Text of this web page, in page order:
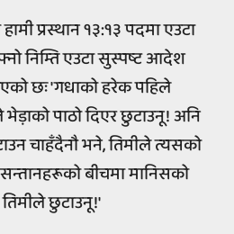
प्रस्थान १३:१३ पदमा एउटा
निम्ति एउटा सुस्पष्ट आदेश
छः 'गधाको हरेक पहिले
पाठो दिएर छुटाउनू! अनि
चाहँदैनौ भने, तिमीले त्यसको
सन्तानहरूको बीचमा मानिसको
छुटाउनू!'